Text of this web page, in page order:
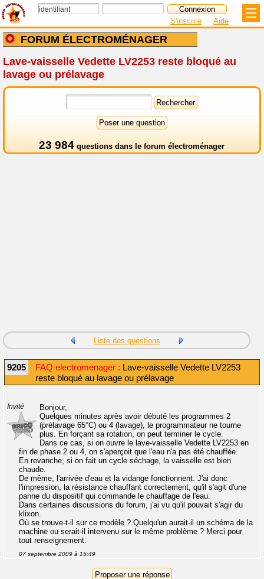
FORUM ÉLECTROMÉNAGER
S'inscrire Aide
Lave-vaisselle Vedette LV2253 reste bloqué au
lavage ou prélavage
23 984 questions dans le forum électroménager
Liste des questions
9205 FAQ electromenager : Lave-vaisselle Vedette LV2253
reste bloqué au lavage ou prélavage
Invité
Bonjour,
Quelques minutes après avoir débuté les programmes 2
(prélavage 65°C) ou 4 (lavage), le programmateur ne tourne
plus. En forçant sa rotation, on peut terminer le cycle.
Dans ce cas, si on ouvre le lave-vaisselle Vedette LV2253 en
fin de phase 2 ou 4, on s'aperçoit que l'eau n'a pas été chauffée.
En revanche, si on fait un cycle séchage, la vaisselle est bien
chaude.
De même, l'arrivée d'eau et la vidange fonctionnent. J'ai donc
l'impression, la résistance chauffant correctement, qu'il s'agit d'une
panne du dispositif qui commande le chauffage de l'eau.
Dans certaines discussions du forum, j'ai vu qu'il pouvait s'agir du
klixon.
Où se trouve-t-il sur ce modèle ? Quelqu'un aurait-il un schéma de la
machine ou serait-il intervenu sur le même problème ? Merci pour
tout renseignement.
07 septembre 2009 à 15:49